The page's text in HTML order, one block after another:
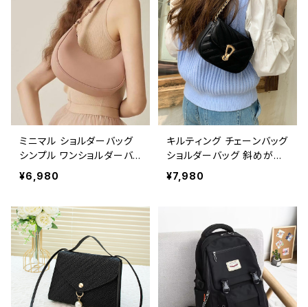
夏 秋冬 コーデ 人気 K-B0
ミニマル ショルダーバッグ
シンプル ワンショルダーバッ
グ レディース 肩掛け 軽量
デイリーバッグ フェミニン
韓国バッグ 春夏 秋冬 おし
ゃれ 人気 4色展開 K-B024
0
¥6,980
キルティング チェーンバッグ
ショルダーバッグ 斜めがけ
バッグ レディース 韓国風
小さめ バッグ ゴールド金具
¥7,980